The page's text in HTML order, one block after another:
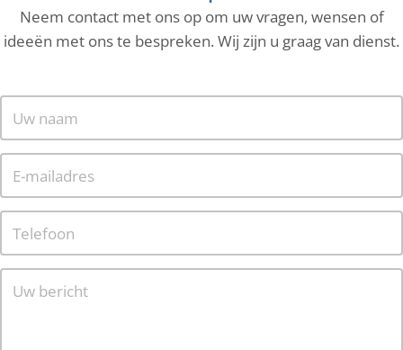
Neem contact met ons op om uw vragen, wensen of
ideeën met ons te bespreken. Wij zijn u graag van dienst.